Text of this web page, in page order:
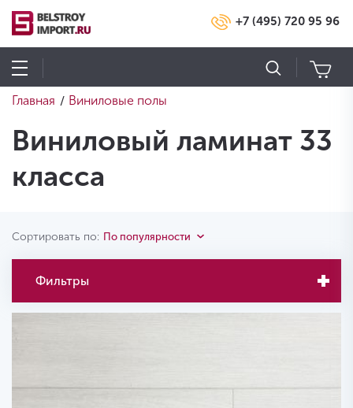
+7 (495) 720 95 96
Главная / Виниловые полы
Виниловый ламинат 33
класса
Сортировать по: По популярности
Фильтры